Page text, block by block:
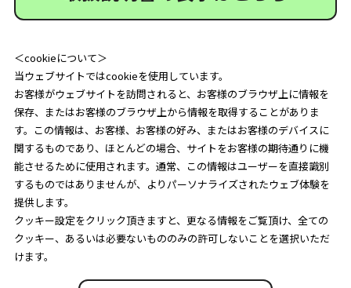
＜cookieについて＞
当ウェブサイトではcookieを使用しています。
お客様がウェブサイトを訪問されると、お客様のブラウザ上に情報を
保存、またはお客様のブラウザ上から情報を取得することがありま
す。この情報は、お客様、お客様の好み、またはお客様のデバイスに
関するものであり、ほとんどの場合、サイトをお客様の期待通りに機
能させるために使用されます。通常、この情報はユーザーを直接識別
するものではありませんが、よりパーソナライズされたウェブ体験を
提供します。
クッキー設定をクリック頂きますと、更なる情報をご覧頂け、全ての
クッキー、あるいは必要ないもののみの許可しないことを選択いただ
けます。